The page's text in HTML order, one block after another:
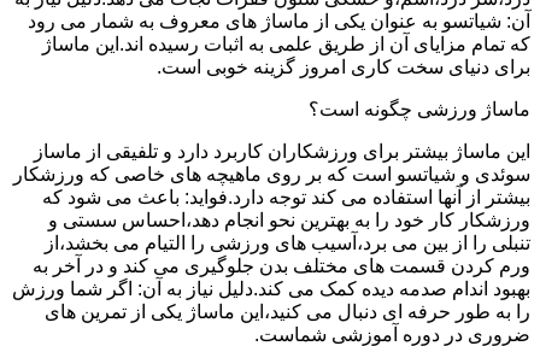
آن: شیاتسو به عنوان یکی از ماساژ های معروف به شمار می رود
که تمام مزایای آن از طریق علمی به اثبات رسیده اند.این ماساژ
برای دنیای سخت کاری امروز گزینه خوبی است.
ماساژ ورزشی چگونه است؟
این ماساژ بیشتر برای ورزشکاران کاربرد دارد و تلفیقی از ماساز
سوئدی و شیاتسو است که بر روی ماهیچه های خاصی که ورزشکار
بیشتر از آنها استفاده می کند توجه دارد.فواید: باعث می شود که
ورزشکار کار خود را به بهترین نحو انجام دهد،احساس سستی و
تنبلی را از بین می برد،آسیب های ورزشی را التیام می بخشد،از
ورم کردن قسمت های مختلف بدن جلوگیری می کند و در آخر به
بهبود اندام صدمه دیده کمک می کند.دلیل نیاز به آن: اگر شما ورزش
را به طور حرفه ای دنبال می کنید،این ماساژ یکی از تمرین های
ضروری در دوره آموزشی شماست.